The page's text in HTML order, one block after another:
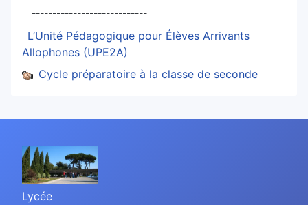
----------------------------
L’Unité Pédagogique pour Élèves Arrivants
Allophones (UPE2A)
Cycle préparatoire à la classe de seconde
Lycée